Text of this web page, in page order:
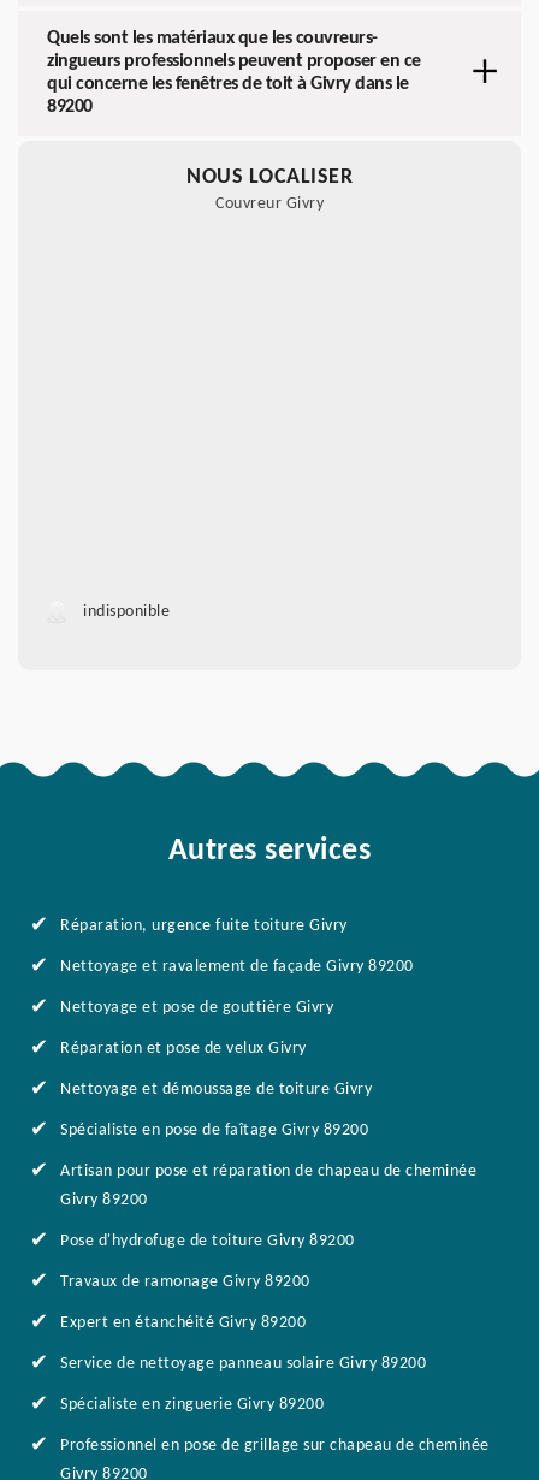
Quels sont les matériaux que les couvreurs-
zingueurs professionnels peuvent proposer en ce
qui concerne les fenêtres de toit à Givry dans le
89200
NOUS LOCALISER
Couvreur Givry
indisponible
Autres services
Réparation, urgence fuite toiture Givry
Nettoyage et ravalement de façade Givry 89200
Nettoyage et pose de gouttière Givry
Réparation et pose de velux Givry
Nettoyage et démoussage de toiture Givry
Spécialiste en pose de faîtage Givry 89200
Artisan pour pose et réparation de chapeau de cheminée
Givry 89200
Pose d'hydrofuge de toiture Givry 89200
Travaux de ramonage Givry 89200
Expert en étanchéité Givry 89200
Service de nettoyage panneau solaire Givry 89200
Spécialiste en zinguerie Givry 89200
Professionnel en pose de grillage sur chapeau de cheminée
Givry 89200